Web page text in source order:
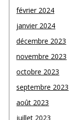
février 2024
janvier 2024
décembre 2023
novembre 2023
octobre 2023
septembre 2023
août 2023
juillet 2023